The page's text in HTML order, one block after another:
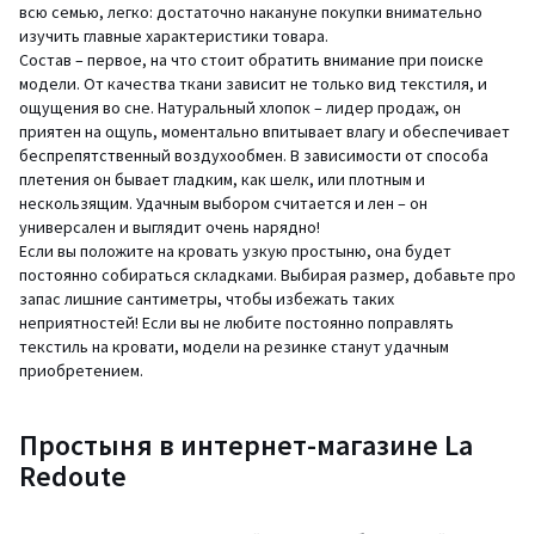
всю семью, легко: достаточно накануне покупки внимательно
изучить главные характеристики товара.
Состав – первое, на что стоит обратить внимание при поиске
модели. От качества ткани зависит не только вид текстиля, и
ощущения во сне. Натуральный хлопок – лидер продаж, он
приятен на ощупь, моментально впитывает влагу и обеспечивает
беспрепятственный воздухообмен. В зависимости от способа
плетения он бывает гладким, как шелк, или плотным и
нескользящим. Удачным выбором считается и лен – он
универсален и выглядит очень нарядно!
Если вы положите на кровать узкую простыню, она будет
постоянно собираться складками. Выбирая размер, добавьте про
запас лишние сантиметры, чтобы избежать таких
неприятностей! Если вы не любите постоянно поправлять
текстиль на кровати, модели на резинке станут удачным
приобретением.
Простыня в интернет-магазине La
Redoute